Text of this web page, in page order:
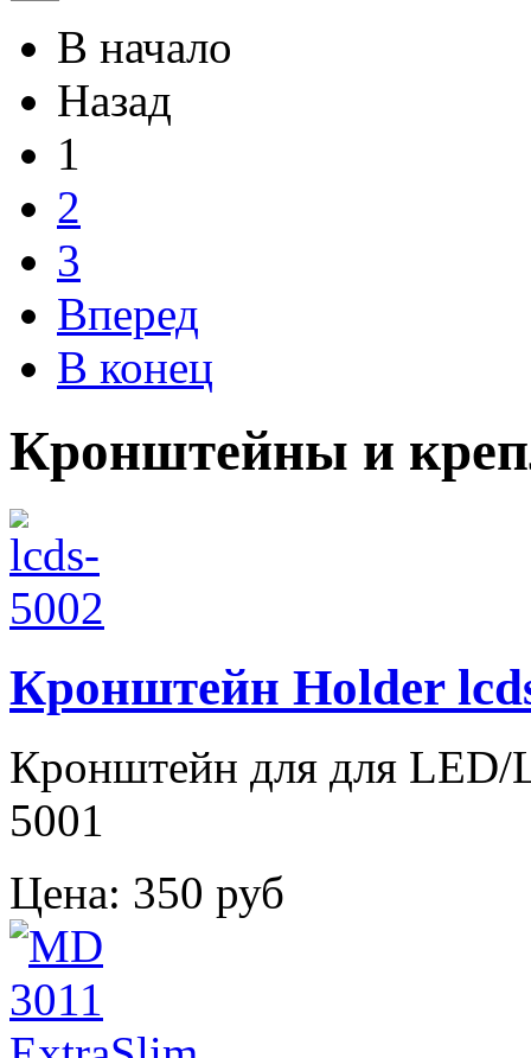
В начало
Назад
1
2
3
Вперед
В конец
Кронштейны и
Кронштейн Holder
Кронштейн для для LED/
5001
Цена: 350 руб